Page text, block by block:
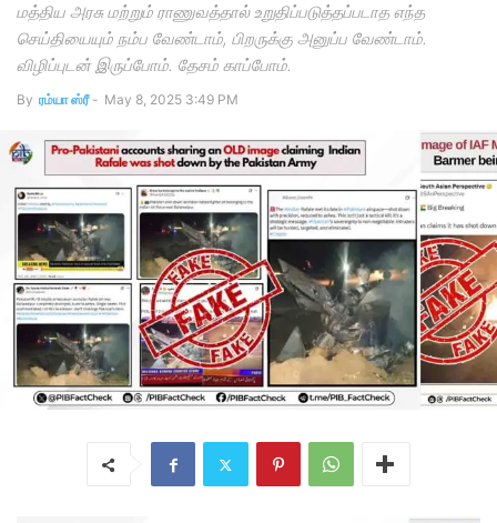
மத்திய அரசு மற்றும் ராணுவத்தால் உறுதிப்படுத்தப்படாத எந்த
செய்தியையும் நம்ப வேண்டாம், பிறருக்கு அனுப்ப வேண்டாம்.
விழிப்புடன் இருப்போம். தேசம் காப்போம்.
By ரம்யா ஸ்ரீ - May 8, 2025 3:49 PM